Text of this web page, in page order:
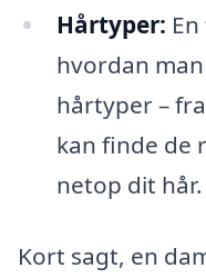
Hårtyper:
hvordan
hårtyper –
kan finde de
netop dit hår.
Kort sagt, en